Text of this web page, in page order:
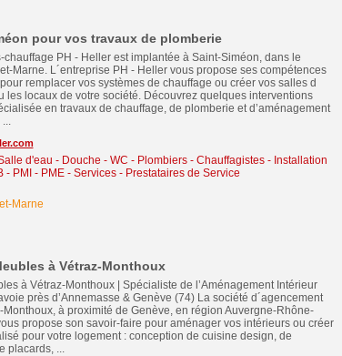
pour vos travaux de plomberie
chauffage PH - Heller est implantée à Saint-Siméon, dans le
Marne. L´entreprise PH - Heller vous propose ses compétences
remplacer vos systèmes de chauffage ou créer vos salles d
les locaux de votre société. Découvrez quelques interventions
en travaux de chauffage, de plomberie et d’aménagement
d'eau - Douche - WC - Plombiers - Chauffagistes - Installation
- PMI - PME- Services - Prestataires de Service
Marne
à Vétraz-Monthoux
à Vétraz-Monthoux | Spécialiste de l’Aménagement Intérieur
près d’Annemasse & Genève (74) La société d´agencement
Monthoux, à proximité de Genève, en région Auvergne-Rhône-
propose son savoir-faire pour aménager vos intérieurs ou créer
pour votre logement : conception de cuisine design, de
placards, ...